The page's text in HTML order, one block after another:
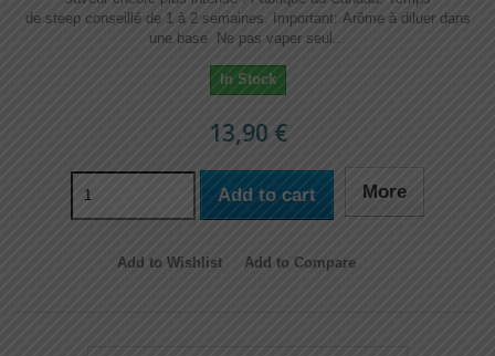
de steep conseillé de 1 à 2 semaines. Important: Arôme à diluer dans
une base Ne pas vaper seul...
In Stock
13,90 €
Add to cart More
Add to Wishlist Add to Compare